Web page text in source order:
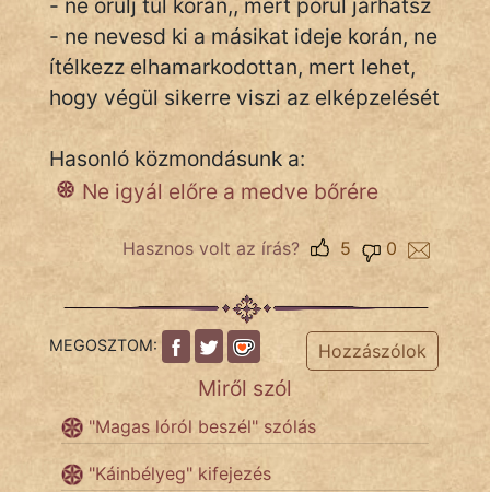
IRODALOM
SZÓLÁS
És
KÖZMONDÁS
PSZICHO
FILM
MAGYARSÁG
És
- ne örülj túl korán,, mert pórul járhatsz
- ne nevesd ki a másikat ideje korán, ne
ítélkezz elhamarkodottan, mert lehet,
hogy végül sikerre viszi az elképzelését
Hasonló közmondásunk a:
Ne igyál előre a medve bőrére
Hasznos volt az írás? 0
5
MEGOSZTOM: Hozzászólok
Miről szól
"Magas lóról beszél" szólás
"Káinbélyeg" kifejezés